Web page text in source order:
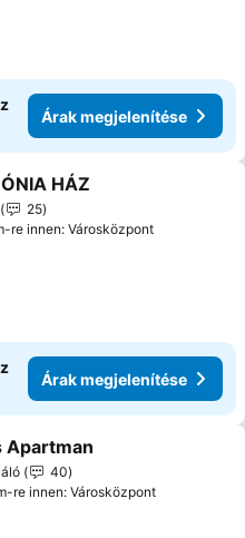
Árak megjelenítése
a kedvencekhez
HÁZ
25
re innen: Városközpont
Árak megjelenítése
a kedvencekhez
Apartman
40
re innen: Városközpont